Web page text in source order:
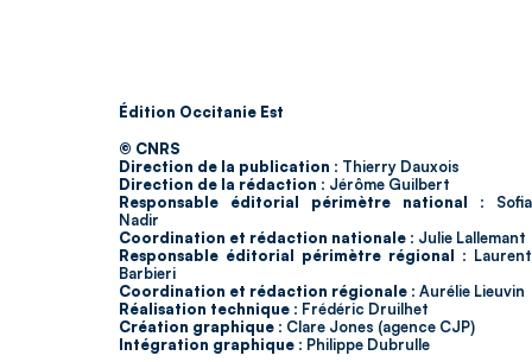
Édition Occitanie Est
© CNRS
Direction de la publication : Thierry Dauxois
Direction de la rédaction : Jérôme Guilbert
Responsable éditorial périmètre national : Sofia
Nadir
Coordination et rédaction nationale : Julie Lallemant
Responsable éditorial périmètre régional : Laurent
Barbieri
Coordination et rédaction régionale : Aurélie Lieuvin
Réalisation technique : Frédéric Druilhet
Création graphique : Clare Jones (agence CJP)
Intégration graphique : Philippe Dubrulle